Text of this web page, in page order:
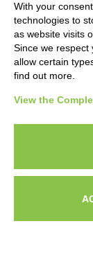
Milano,
Napoli,
Servizi
© 2025
Lewes –
With your
technologies to
as website visits
Since we respect
allow certain
find out more.
View the